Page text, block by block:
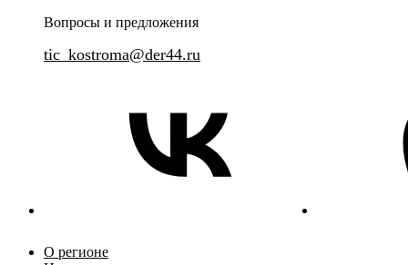
Вопросы и предложения
tic_kostroma@der44.ru
О регионе